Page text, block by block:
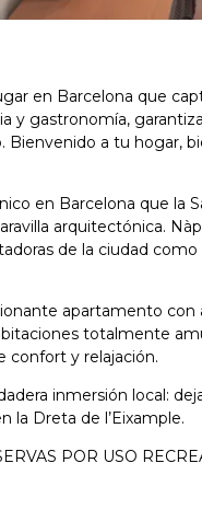
en Barcelona que
y gastronomía,
a tu hogar,
en Barcelona que la
arquitectónica.
de la ciudad
apartamento
totalmente
confort y relajación.
inmersión local:
la Dreta de l’Eixample.
POR USO
AGUA Y/O GAS